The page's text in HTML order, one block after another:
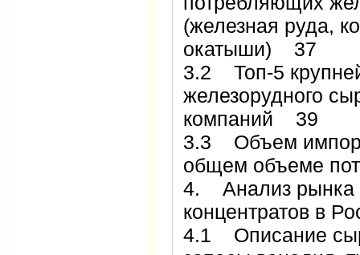
(железная руда,
окатыши) 37
3.2 Топ-5
железорудного
компаний 39
3.3 Объем
общем объеме
4. Анализ рынка
концентратов в
4.1 Описание